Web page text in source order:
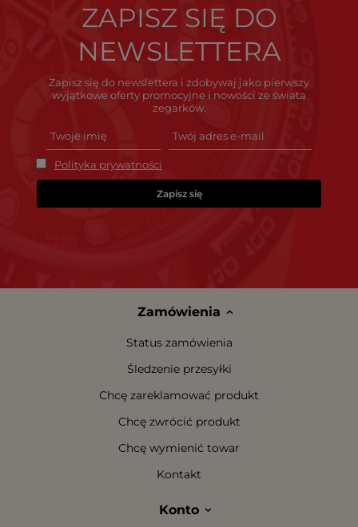
ZAPISZ SIĘ DO
NEWSLETTERA
Zapisz się do newslettera i zdobywaj jako pierwszy
wyjątkowe oferty promocyjne i nowości ze świata
zegarków.
Polityka prywatności
Zapisz się
Zamówienia
Status zamówienia
Śledzenie przesyłki
Chcę zareklamować produkt
Chcę zwrócić produkt
Chcę wymienić towar
Kontakt
Konto